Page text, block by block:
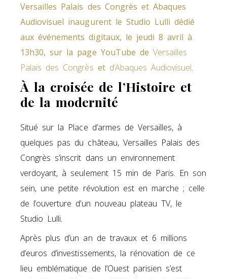
Versailles Palais des Congrès et Abaques
Audiovisuel inaugurent le Studio Lulli dédié
aux événements digitaux, le jeudi 8 avril à
13h30, sur la page YouTube de Versailles
Palais des Congrès et d’Abaques Audiovisuel.
À la croisée de l’Histoire et
de la modernité
Situé sur la Place d’armes de Versailles, à
quelques pas du château, Versailles Palais des
Congrès s’inscrit dans un environnement
verdoyant, à seulement 15 min de Paris. En son
sein, une petite révolution est en marche ; celle
de l’ouverture d’un nouveau plateau TV, le
Studio Lulli.
Après plus d’un an de travaux et 6 millions
d’euros d’investissements, la rénovation de ce
lieu emblématique de l’Ouest parisien s’est